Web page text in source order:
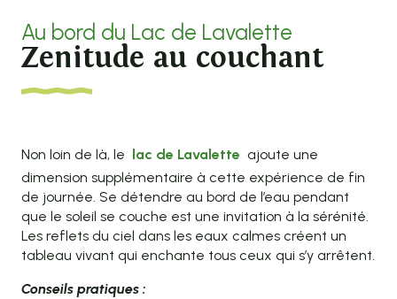
Au bord du Lac de Lavalette
Zenitude au couchant
Non loin de là, le lac de Lavalette ajoute une
dimension supplémentaire à cette expérience de fin
de journée. Se détendre au bord de l’eau pendant
que le soleil se couche est une invitation à la sérénité.
Les reflets du ciel dans les eaux calmes créent un
tableau vivant qui enchante tous ceux qui s’y arrêtent.
Conseils pratiques :